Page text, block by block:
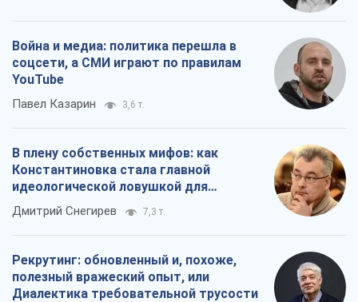
Война и медиа: политика перешла в
соцсети, а СМИ играют по правилам
YouTube
Павел Казарин 3,6 т.
В плену собственных мифов: как
Константиновка стала главной
идеологической ловушкой для
российских оккупантов
Дмитрий Снегирев 7,3 т.
Рекрутинг: обновленный и, похоже,
полезный вражеский опыт, или
Диалектика требовательной трусости